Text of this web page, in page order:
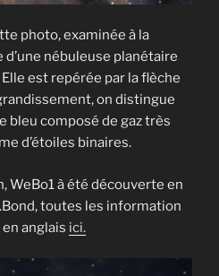
photo, examinée à la
d’une nébuleuse planétaire
est repérée par la flèche
on distingue
bleu composé de gaz très
d’étoiles binaires.
WeBo1 à été découverte en
toutes les information
anglais ici.